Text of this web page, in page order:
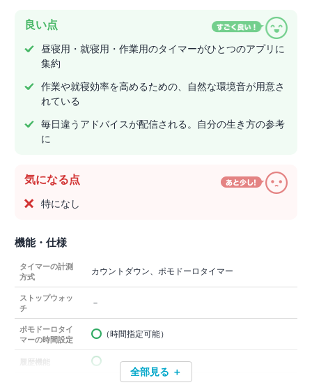
良い点
昼寝用・就寝用・作業用のタイマーがひとつのアプリに
集約
作業や就寝効率を高めるための、自然な環境音が用意さ
れている
毎日違うアドバイスが配信される。自分の生き方の参考
に
気になる点
特になし
機能・仕様
タイマーの計測
方式
カウントダウン、ポモドーロタイマー
ストップウォッ
チ
－
ポモドーロタイ
マーの時間設定
（時間指定可能）
履歴機能
全部見る ＋